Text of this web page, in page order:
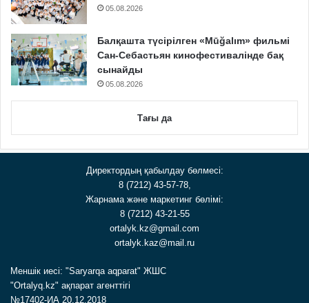
05.08.2026
Балқашта түсірілген «Mūğalım» фильмі
Сан-Себастьян кинофестивалінде бақ
сынайды
05.08.2026
Тағы да
Директордың қабылдау бөлмесі:
8 (7212) 43-57-78,
Жарнама және маркетинг бөлімі:
8 (7212) 43-21-55
ortalyk.kz@gmail.com
ortalyk.kaz@mail.ru
Меншік иесі: "Saryarqa aqparat" ЖШС
"Ortalyq.kz" ақпарат агенттігі
№17402-ИА 20.12.2018